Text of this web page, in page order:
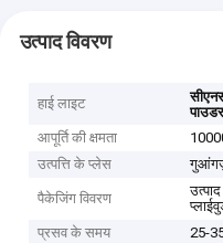
उत्पाद विवरण
हाई लाइट
आपूर्ति की क्षमता
उत्पत्ति के प्लेस
पैकेजिंग विवरण
प्रसव के समय
25-